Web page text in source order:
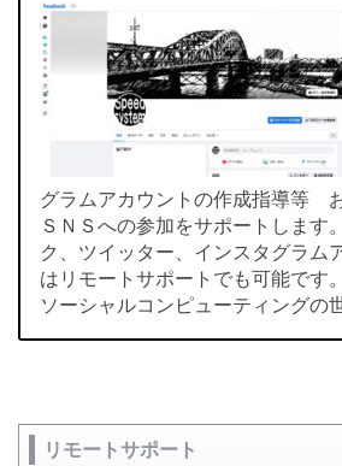
グラムアカウントの作成指導等
ＳＮＳへの参加をサポートします
ク、ツイッター、インスタグラム
はリモートサポートでも可能です
ソーシャルコンピューティングの
リモートサポート